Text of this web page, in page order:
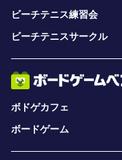
ビーチテニス練習会
ビーチテニスサークル
ボドゲカフェ
ボードゲーム